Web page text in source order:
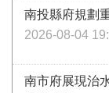
南投縣府規劃
2026-08-04
南市府展現治